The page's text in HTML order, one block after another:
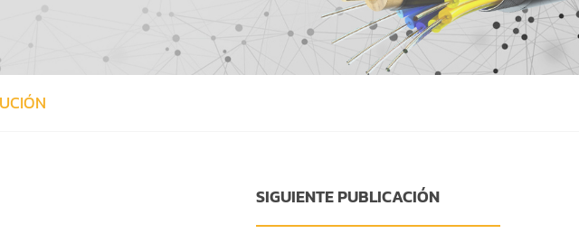
SIGUIENTE PUBLICACIÓN